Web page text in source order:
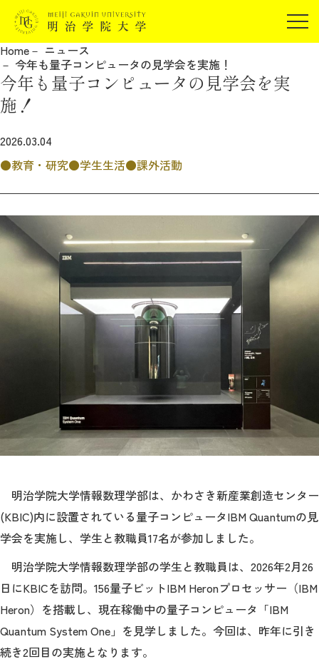
在学生の方
卒業生の方
地域・一般の方
受験生の方
在学生の方
卒業生の方
保証人の方
企業・研究者の方
地域・一般の方
報道関係の方
明治学院大学について
教育
留学・国際交流
キャリア
ボランティア
生涯学習・社会連携
入試情報サイト
Home
ニュース
今年も量子コンピュータの見学会を実施！
今年も量子コンピュータの見学会を実
施！
2026.03.04
教育・研究
学生生活 課外活動
明治学院大学情報数理学部は、かわさき新産業創造センター
(KBIC)内に設置されている量子コンピュータIBM Quantumの見
学会を実施し、学生と教職員17名が参加しました。
明治学院大学情報数理学部の学生と教職員は、2026年2月26
日にKBICを訪問。156量子ビットIBM Heronプロセッサー（IBM
Heron）を搭載し、現在稼働中の量子コンピュータ「IBM
Quantum System One」を見学しました。今回は、昨年に引き
続き2回目の実施となります。